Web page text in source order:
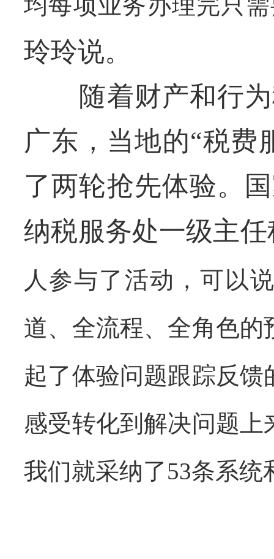
玲玲说。
随着财产和行为
广东，当地的“税费
了两轮抢先体验。
纳税服务处一级主
人参与了活动，可以
道、全流程、全角色
起了体验问题跟踪反
感受转化到解决问题
我们就采纳了53条系统